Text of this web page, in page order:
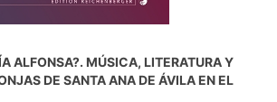
ALFONSA?. MÚSICA, LITERATURA Y
DE SANTA ANA DE ÁVILA EN EL